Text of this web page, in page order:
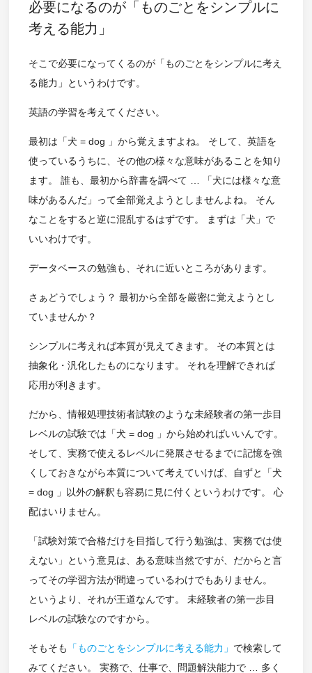
必要になるのが「ものごとをシンプルに
考える能力」
そこで必要になってくるのが「ものごとをシンプルに考え
る能力」というわけです。
英語の学習を考えてください。
最初は「犬 = dog 」から覚えますよね。 そして、英語を
使っているうちに、その他の様々な意味があることを知り
ます。 誰も、最初から辞書を調べて … 「犬には様々な意
味があるんだ」って全部覚えようとしませんよね。 そん
なことをすると逆に混乱するはずです。 まずは「犬」で
いいわけです。
データベースの勉強も、それに近いところがあります。
さぁどうでしょう？ 最初から全部を厳密に覚えようとし
ていませんか？
シンプルに考えれば本質が見えてきます。 その本質とは
抽象化・汎化したものになります。 それを理解できれば
応用が利きます。
だから、情報処理技術者試験のような未経験者の第一歩目
レベルの試験では「犬 = dog 」から始めればいいんです。
そして、実務で使えるレベルに発展させるまでに記憶を強
くしておきながら本質について考えていけば、自ずと「犬
= dog 」以外の解釈も容易に見に付くというわけです。 心
配はいりません。
「試験対策で合格だけを目指して行う勉強は、実務では使
えない」という意見は、ある意味当然ですが、だからと言
ってその学習方法が間違っているわけでもありません。
というより、それが王道なんです。 未経験者の第一歩目
レベルの試験なのですから。
そもそも 「ものごとをシンプルに考える能力」 で検索して
みてください。 実務で、仕事で、問題解決能力で … 多く